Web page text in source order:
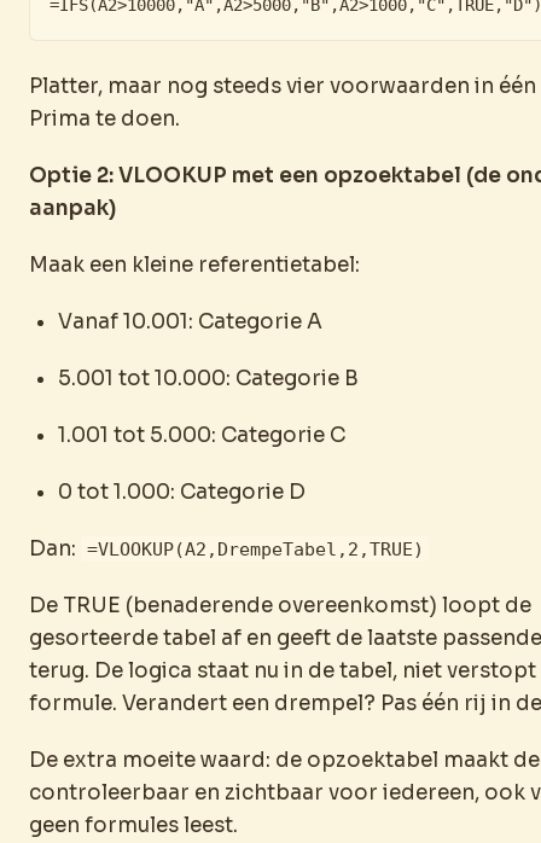
=IFS(A2>10000,"A",A2>5000,"B",A2>1000,"C",TRUE,"D")
Platter, maar nog steeds vier voorwaarden in
Prima te doen.
Optie 2: VLOOKUP met een opzoektabel (de
aanpak)
Maak een kleine referentietabel:
Vanaf 10.001: Categorie A
5.001 tot 10.000: Categorie B
1.001 tot 5.000: Categorie C
0 tot 1.000: Categorie D
Dan: =VLOOKUP(A2,DrempeTabel,2,TRUE)
De TRUE (benaderende overeenkomst) loopt de
gesorteerde tabel af en geeft de laatste
terug. De logica staat nu in de tabel, niet verstopt
formule. Verandert een drempel? Pas één rij in
De extra moeite waard: de opzoektabel maakt
controleerbaar en zichtbaar voor iedereen, ook
geen formules leest.